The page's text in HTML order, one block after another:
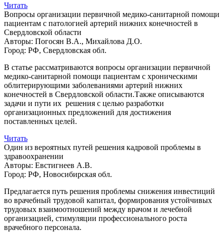
Читать
Вопросы организации первичной медико-санитарной помощи
пациентам с патологией артерий нижних конечностей в
Свердловской области
Авторы: Погосян В.А., Михайлова Д.О.
Город: РФ, Свердловская обл.
В статье рассматриваются вопросы организации первичной
медико-санитарной помощи пациентам с хроническими
облитерирующими заболеваниями артерий нижних
конечностей в Свердловской области.Также описываются
задачи и пути их решения с целью разработки
организационных предложений для достижения
поставленных целей.
Читать
Один из вероятных путей решения кадровой проблемы в
здравоохранении
Авторы: Евстигнеев А.В.
Город: РФ, Новосибирская обл.
Предлагается путь решения проблемы снижения инвестиций
во врачебный трудовой капитал, формирования устойчивых
трудовых взаимоотношений между врачом и лечебной
организацией, стимуляции профессионального роста
врачебного персонала.